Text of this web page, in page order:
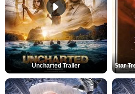
Uncharted Trailer